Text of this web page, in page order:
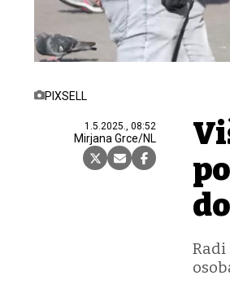
PIXSELL
1.5.2025., 08:52
Mirjana Grce/NL
Radi